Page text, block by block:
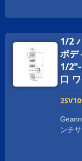
ディ
中の
スを
す。
タマ
1/2
ボデ
1/
口
ンチ